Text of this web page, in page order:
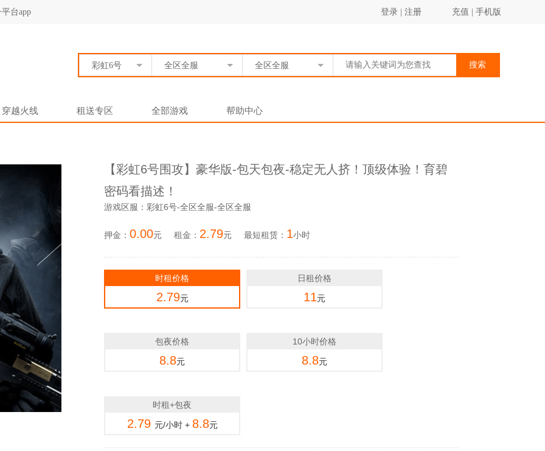
台app 登录 注册 充值 手机版
彩虹6号 全区全服 全区全服 搜索
穿越火线 租送专区 全部游戏 帮助中心
【彩虹6号围攻】豪华版-包天包夜-稳定无人挤！顶级体验！育碧
密码看描述！
游戏区服：彩虹6号-全区全服-全区全服
押金： 0.00元 租金： 2.79元 最短租赁： 1小时
时租价格
2.79元
日租价格
11元
包夜价格
8.8元
10小时价格
8.8元
时租+包夜
2.79 元/小时 + 8.8元